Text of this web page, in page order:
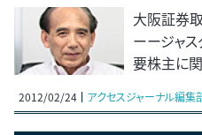
大阪証券
ーージャス
要株主に
2012/02/24 アクセスジャーナル編集